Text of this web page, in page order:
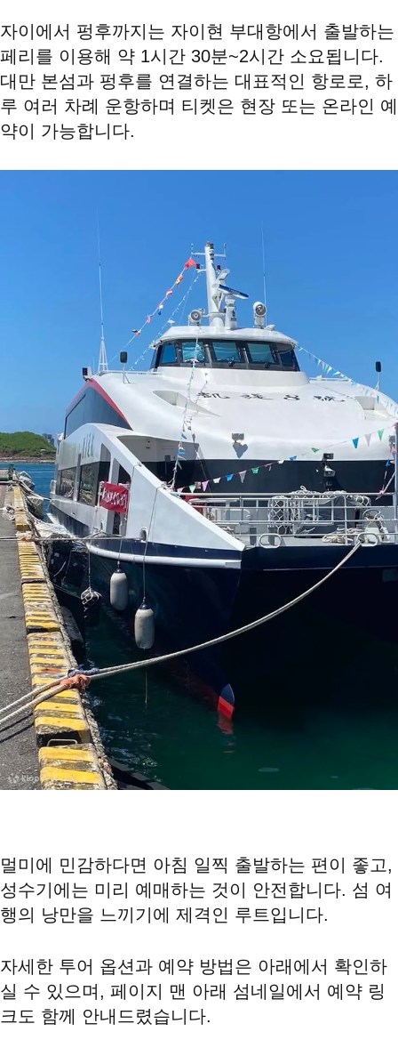
자이에서 펑후까지는 자이현 부대항에서 출발하는
페리를 이용해 약 1시간 30분~2시간 소요됩니다.
대만 본섬과 펑후를 연결하는 대표적인 항로로, 하
루 여러 차례 운항하며 티켓은 현장 또는 온라인 예
약이 가능합니다.
멀미에 민감하다면 아침 일찍 출발하는 편이 좋고,
성수기에는 미리 예매하는 것이 안전합니다. 섬 여
행의 낭만을 느끼기에 제격인 루트입니다.
자세한 투어 옵션과 예약 방법은 아래에서 확인하
실 수 있으며, 페이지 맨 아래 섬네일에서 예약 링
크도 함께 안내드렸습니다.